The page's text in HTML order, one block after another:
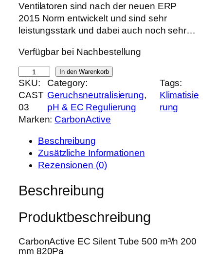
n
g
l
c
h
e
r
P
r
i
s
w
r
5
5
0
,
l
e
r
r
e
i
s
i
s
:
4
3
,
9
9
€
Ventilatoren sind nach der neuen ERP
2015 Norm entwickelt und sind sehr
leistungsstark und dabei auch noch sehr…
Verfügbar bei Nachbestellung
a
r
b
o
v
E
S
i
In den Warenkorb
SKU:
CAST
03
Category:
Geruchsneutralisierung
pH & EC Regulierung
Tags:
Klimatisie
rung
Marken: CarbonActive
Beschreibung
Zusätzliche Informationen
Rezensionen (0)
Beschreibung
Produktbeschreibung
CarbonActive EC Silent Tube 500 m³/h 200
mm 820Pa